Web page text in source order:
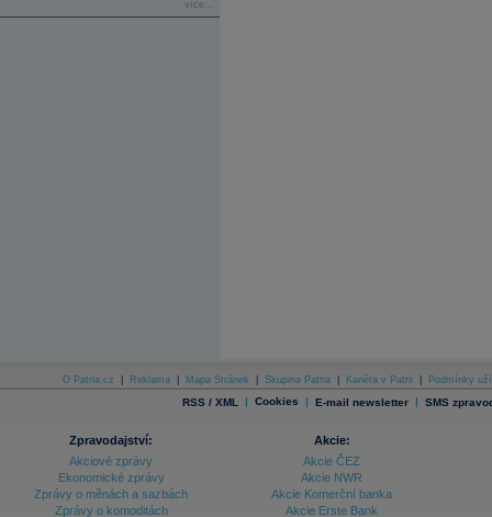
více...
O Patria.cz Reklama Mapa Stránek Skupina Patria Kariéra v Patrii Podmínky
RSS / XML | Cookies | E-mail newsletter | SMS
Zpravodajství:
Akciové zprávy
Ekonomické zprávy
Zprávy o měnách a sazbách
Zprávy o komoditách
Akcie:
Akcie ČEZ
Akcie NWR
Akcie Komerční banka
Akcie Erste Bank